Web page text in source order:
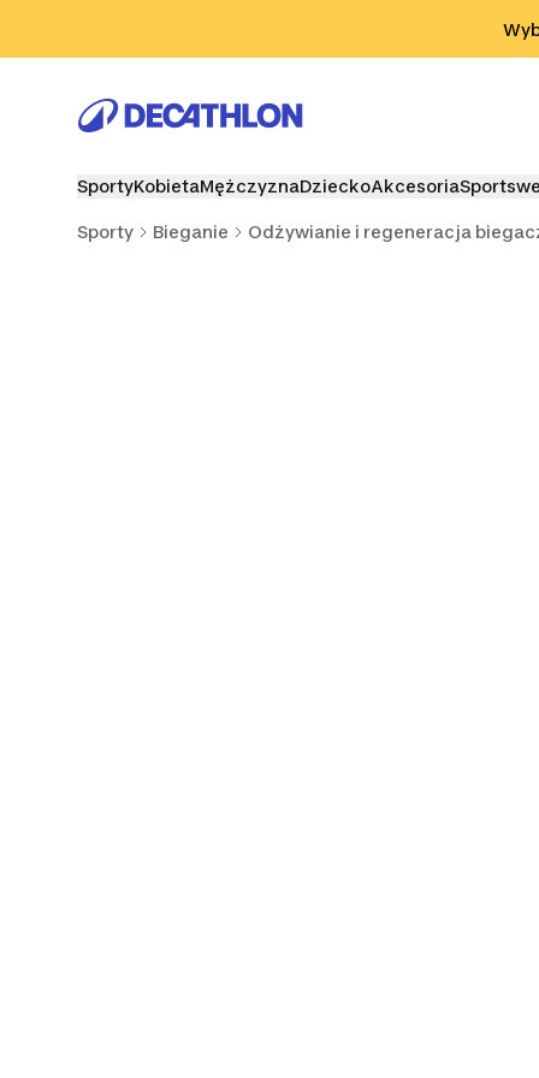
Przejdź
SportyKobietaMężczyznaDzieckoAkcesoria
Sporty Bieganie Odżywianie i regeneracja